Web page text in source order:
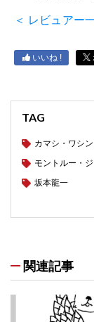
＜ レビュアー
いいね !
TAG
カマシ・ワシ
モントルー・
坂本龍一
関連記事